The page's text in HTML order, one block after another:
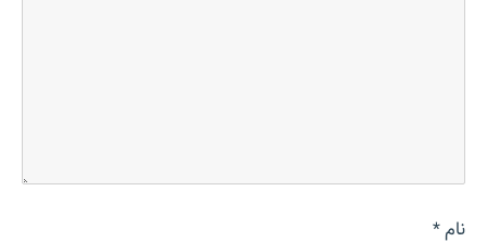
نام*